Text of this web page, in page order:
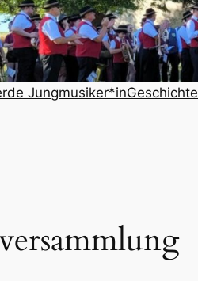
Jungmusiker*inGeschichte